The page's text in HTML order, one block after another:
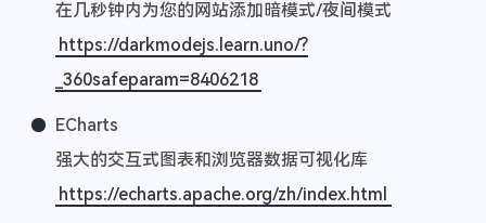
在几秒钟内为您的网站添加暗模式/夜间模式
https://darkmodejs.learn.uno/?
_360safeparam=8406218
ECharts
强大的交互式图表和浏览器数据可视化库
https://echarts.apache.org/zh/index.html